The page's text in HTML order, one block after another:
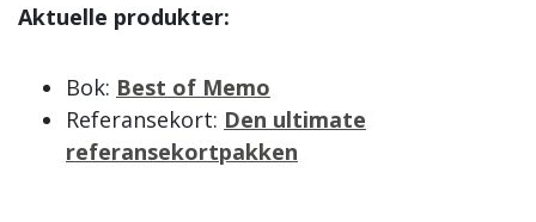
Aktuelle produkter:
Bok: Best of Memo
Referansekort: Den ultimate
referansekortpakken